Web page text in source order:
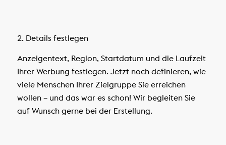
2. Details festlegen
Anzeigentext, Region, Startdatum und die Laufzeit
Ihrer Werbung festlegen. Jetzt noch definieren, wie
viele Menschen Ihrer Zielgruppe Sie erreichen
wollen – und das war es schon! Wir begleiten Sie
auf Wunsch gerne bei der Erstellung.